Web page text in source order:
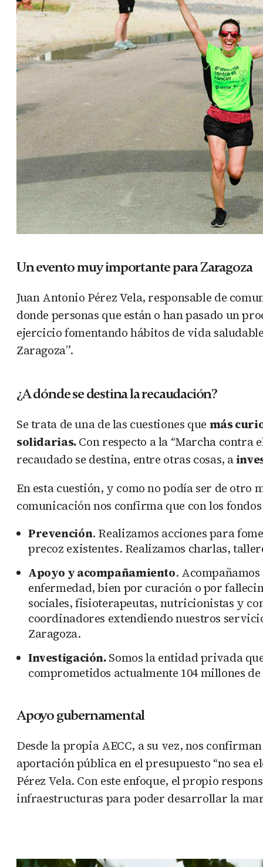
Un evento muy importante para Zaragoza
Juan Antonio Pérez Vela, responsable de
donde personas que están o han pasado un
ejercicio fomentando hábitos de vida
Zaragoza”.
¿A dónde se destina la recaudación?
Se trata de una de las cuestiones que más
solidarias.Con respecto a la “Marcha contra
recaudado se destina, entre otras cosas, a
En esta cuestión, y como no podía ser de otro
comunicación nos confirma que con los
Prevención. Realizamos acciones para
precoz existentes. Realizamos charlas,
Apoyo y acompañamiento.
enfermedad, bien por curación o por
sociales, fisioterapeutas, nutricionistas y
coordinadores extendiendo nuestros
Zaragoza.
Investigación.Somos la entidad privada
comprometidos actualmente 104 millones
Apoyo gubernamental
Desde la propia AECC, a su vez, nos
aportación pública en el presupuesto “no sea
Pérez Vela. Con este enfoque, el propio
infraestructuras para poder desarrollar la